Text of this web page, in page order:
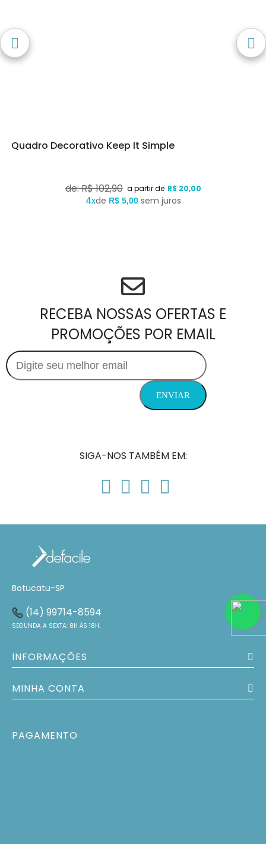
Quadro Decorativo Keep It Simple
de: R$ 102,90 R$ 20,00
4xde R$ 5,00 sem juros
RECEBA NOSSAS OFERTAS E
PROMOÇÕES POR EMAIL
SIGA-NOS TAMBÉM EM:
Botucatu-SP
(14) 99714-8594
SEGUNDA A SEXTA: 8H ÀS 18H.
INFORMAÇÕES
MINHA CONTA
PAGAMENTO